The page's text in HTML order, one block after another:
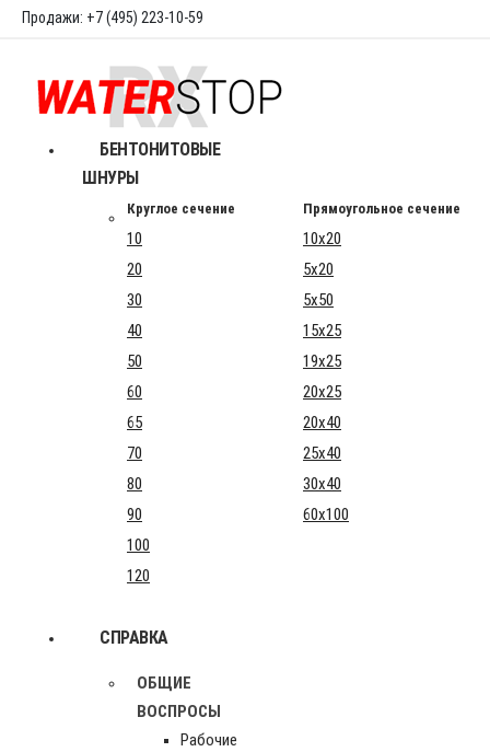
Продажи: +7 (495) 223-10-59
БЕНТОНИТОВЫЕ
ШНУРЫ
Круглое сечение Прямоугольное сечение
10
10x20
20
5x20
30
5x50
40
15x25
50
19x25
60
20x25
65
20x40
70
25x40
80
30x40
90
60x100
100
120
СПРАВКА
ОБЩИЕ
ВОСПРОСЫ
Рабочие